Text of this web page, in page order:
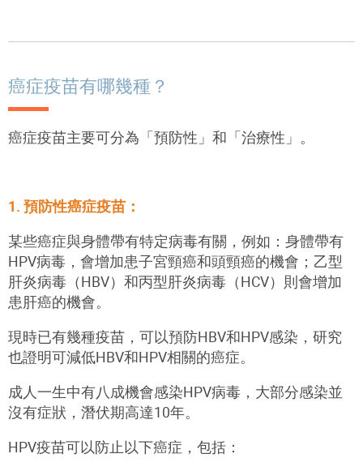
癌症疫苗有哪幾種？
癌症疫苗主要可分為「預防性」和「治療性」。
1. 預防性癌症疫苗：
某些癌症與身體帶有特定病毒有關，例如：身體帶有
HPV病毒，會增加患子宮頸癌和頭頸癌的機會；乙型
肝炎病毒（HBV）和丙型肝炎病毒（HCV）則會增加
患肝癌的機會。
現時已有幾種疫苗，可以預防HBV和HPV感染，研究
也證明可減低HBV和HPV相關的癌症。
成人一生中有八成機會感染HPV病毒，大部分感染並
沒有症狀，潛伏期高達10年。
HPV疫苗可以防止以下癌症，包括：